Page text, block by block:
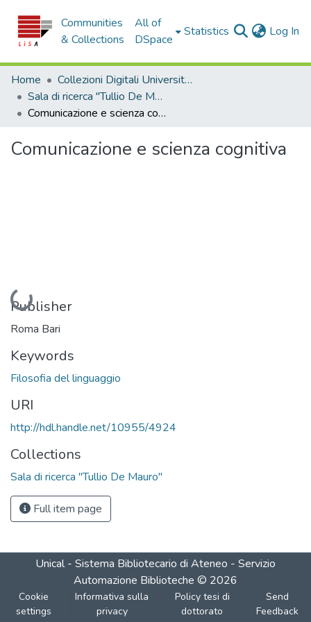
Communities
& Collections
All of
DSpace
Statistics Log In
Home
Collezioni Digitali Università della Calabria
Sala di ricerca "Tullio De Mauro"
Comunicazione e scienza cognitiva
Comunicazione e scienza cognitiva
Loading...
Publisher
Roma Bari
Keywords
Filosofia del linguaggio
URI
http://hdl.handle.net/10955/4924
Collections
Sala di ricerca "Tullio De Mauro"
Full item page
Unical - Sistema Bibliotecario di Ateneo - Servizio
Automazione Biblioteche © 2026
Cookie
settings
Informativa sulla
privacy
Policy tesi di
dottorato
Send
Feedback